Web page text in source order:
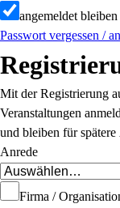
angemeldet bleiben
Passwort vergessen /
Mit der Registrierung
Veranstaltungen
und bleiben für
Anrede
Firma /